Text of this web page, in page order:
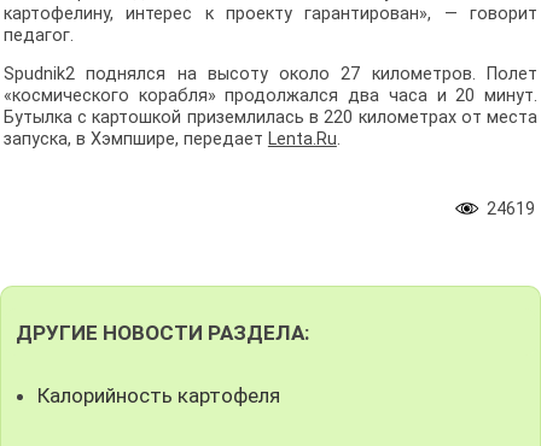
картофелину, интерес к проекту гарантирован», — говорит
педагог.
Spudnik2 поднялся на высоту около 27 километров. Полет
«космического корабля» продолжался два часа и 20 минут.
Бутылка с картошкой приземлилась в 220 километрах от места
запуска, в Хэмпшире, передает Lenta.Ru.
24619
ДРУГИЕ НОВОСТИ РАЗДЕЛА:
Калорийность картофеля